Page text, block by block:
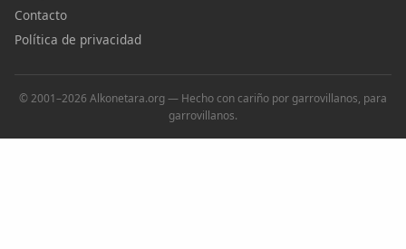
Contacto
Política de privacidad
© 2001–2026 Alkonetara.org — Hecho con cariño por garrovillanos, para
garrovillanos.